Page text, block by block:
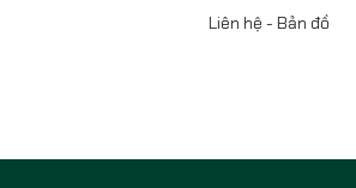
Liên hệ - Bản đồ